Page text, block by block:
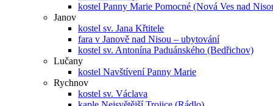
kostel Panny Marie Pomocné (Nová Ves nad
Janov
kostel sv. Jana Křtitele
fara v Janově nad Nisou – ubytování
kostel sv. Antonína Paduánského (Bedřichov)
Lučany
kostel Navštívení Panny Marie
Rychnov
kostel sv. Václava